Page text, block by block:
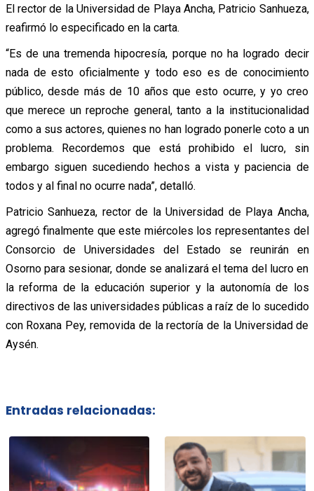
El rector de la Universidad de Playa Ancha, Patricio Sanhueza,
reafirmó lo especificado en la carta.
“Es de una tremenda hipocresía, porque no ha logrado decir
nada de esto oficialmente y todo eso es de conocimiento
público, desde más de 10 años que esto ocurre, y yo creo
que merece un reproche general, tanto a la institucionalidad
como a sus actores, quienes no han logrado ponerle coto a un
problema. Recordemos que está prohibido el lucro, sin
embargo siguen sucediendo hechos a vista y paciencia de
todos y al final no ocurre nada”, detalló.
Patricio Sanhueza, rector de la Universidad de Playa Ancha,
agregó finalmente que este miércoles los representantes del
Consorcio de Universidades del Estado se reunirán en
Osorno para sesionar, donde se analizará el tema del lucro en
la reforma de la educación superior y la autonomía de los
directivos de las universidades públicas a raíz de lo sucedido
con Roxana Pey, removida de la rectoría de la Universidad de
Aysén.
Entradas relacionadas: